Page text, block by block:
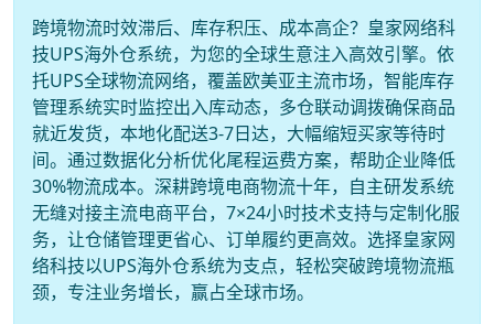
跨境物流时效滞后、库存积压、成本高企？皇家网络科
技UPS海外仓系统，为您的全球生意注入高效引擎。依
托UPS全球物流网络，覆盖欧美亚主流市场，智能库存
管理系统实时监控出入库动态，多仓联动调拨确保商品
就近发货，本地化配送3-7日达，大幅缩短买家等待时
间。通过数据化分析优化尾程运费方案，帮助企业降低
30%物流成本。深耕跨境电商物流十年，自主研发系统
无缝对接主流电商平台，7×24小时技术支持与定制化服
务，让仓储管理更省心、订单履约更高效。选择皇家网
络科技以UPS海外仓系统为支点，轻松突破跨境物流瓶
颈，专注业务增长，赢占全球市场。